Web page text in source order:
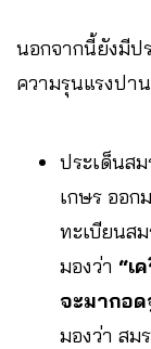
นอกจากนี้ยังมีป
ความรุนแรงปา
ประเด็นส
เกษร ออก
ทะเบียนส
มองว่า “เ
จะมากอด
มองว่า สม